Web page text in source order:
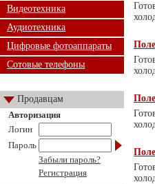
Видеотехника
Аудиотехника
Цифровые фотоаппараты
Сотовые телефоны
Продавцам
Авторизация
Логин
Пароль
Забыли пароль?
Регистрация